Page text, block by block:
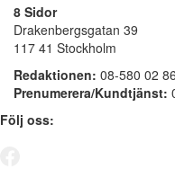
8 Sidor
Drakenbergsgatan 39
117 41 Stockholm
Redaktionen: 08-580 02
Prenumerera/Kundtjänst:
Följ oss: